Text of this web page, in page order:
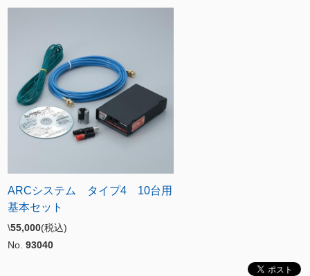
ARCシステム タイプ4 10台用
基本セット
\55,000(税込)
No. 93040